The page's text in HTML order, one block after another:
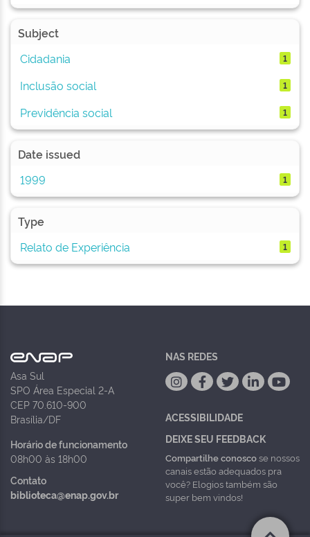
Subject
Cidadania
1
Inclusão social 1
Previdência social 1
Date issued
1999
1
Type
Relato de Experiência
1
Asa Sul
SPO Área Especial 2-A
CEP 70.610-900
Brasília/DF
Horário de funcionamento
08h00 às 18h00
Contato
biblioteca@enap.gov.br
NAS REDES
ACESSIBILIDADE
DEIXE SEU FEEDBACK
Compartilhe conoscose nossos
canais estão adequados pra
você? Elogios também são
super bem vindos!